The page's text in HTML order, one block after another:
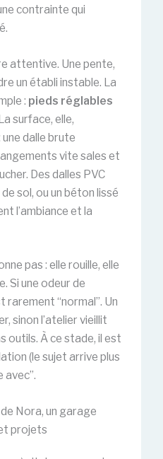
contrainte qui
attentive. Une pente,
un établi instable. La
: pieds réglables
surface, elle,
dalle brute
vite sales et
Des dalles PVC
sol, ou un béton lissé
l’ambiance et la
pas : elle rouille, elle
Si une odeur de
rarement “normal”. Un
sinon l’atelier vieillit
outils. À ce stade, il est
(le sujet arrive plus
avec”.
Nora, un garage
projets